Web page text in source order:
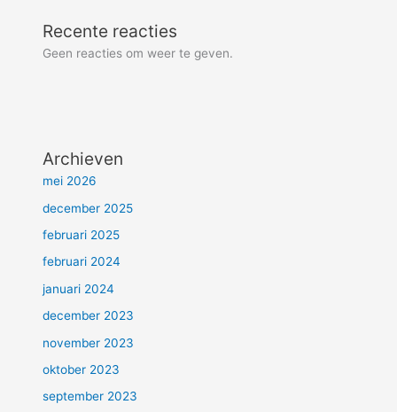
Recente reacties
Geen reacties om weer te geven.
Archieven
mei 2026
december 2025
februari 2025
februari 2024
januari 2024
december 2023
november 2023
oktober 2023
september 2023